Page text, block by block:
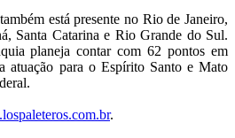
está presente no Rio de Janeiro,
Santa Catarina e Rio Grande do Sul.
planeja contar com 62 pontos em
atuação para o Espírito Santo e Mato
.